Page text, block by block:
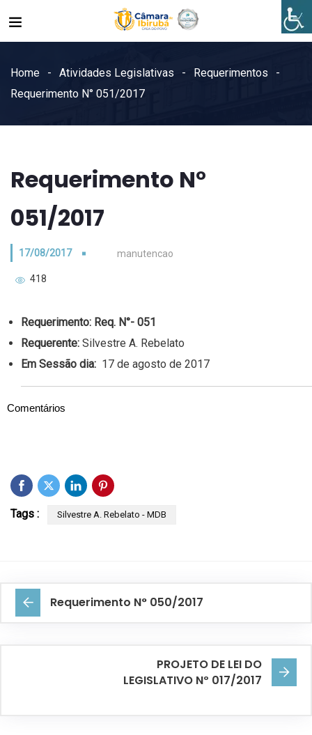
Home Atividades Legislativas
Requerimentos
Requerimento N° 051/2017
Requerimento N°
051/2017
17/08/2017 manutencao
418
Requerimento: Req. N°- 051
Requerente: Silvestre A. Rebelato
Em Sessão dia: 17 de agosto de 2017
Comentários
Tags : Silvestre A. Rebelato - MDB
Requerimento N° 050/2017
PROJETO DE LEI DO
LEGISLATIVO Nº 017/2017